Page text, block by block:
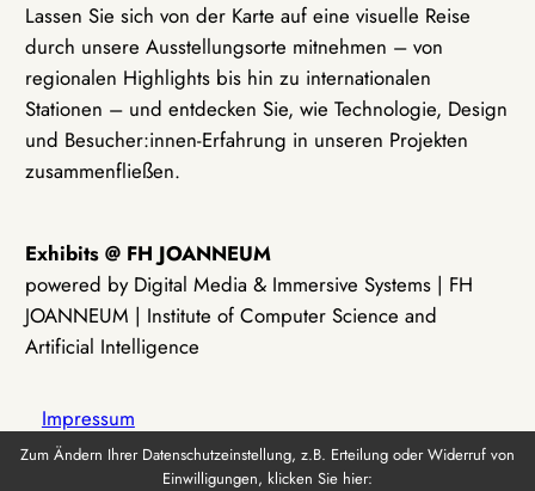
Lassen Sie sich von der Karte auf eine visuelle Reise
durch unsere Ausstellungsorte mitnehmen – von
regionalen Highlights bis hin zu internationalen
Stationen – und entdecken Sie, wie Technologie, Design
und Besucher:innen-Erfahrung in unseren Projekten
zusammenfließen.
Exhibits @ FH JOANNEUM
powered by Digital Media & Immersive Systems | FH
JOANNEUM | Institute of Computer Science and
Artificial Intelligence
Impressum
Zum Ändern Ihrer Datenschutzeinstellung, z.B. Erteilung oder Widerruf von
Einwilligungen, klicken Sie hier: